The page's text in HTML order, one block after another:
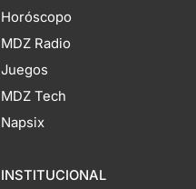
Horóscopo
MDZ Radio
Juegos
MDZ Tech
Napsix
INSTITUCIONAL